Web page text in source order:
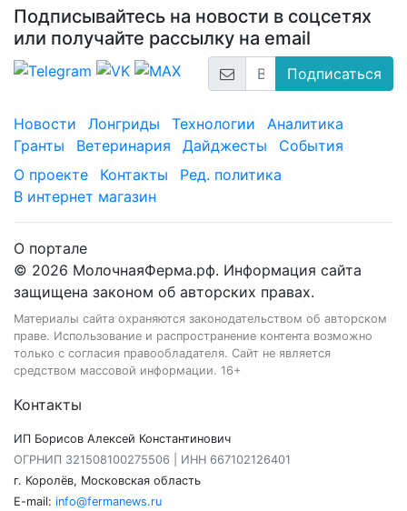
Подписывайтесь на новости в соцсетях
или получайте рассылку на email
Подписаться
Новости Лонгриды Технологии
Аналитика
Гранты
Ветеринария Дайджесты
События
О проекте
Контакты
Ред. политика
В интернет магазин
О портале
© 2026 МолочнаяФерма.рф. Информация сайта
защищена законом об авторских правах.
Материалы сайта охраняются законодательством об авторском
праве. Использование и распространение контента возможно
только с согласия правообладателя. Сайт не является
средством массовой информации. 16+
Контакты
ИП Борисов Алексей Константинович
ОГРНИП 321508100275506 | ИНН 667102126401
г. Королёв, Московская область
E-mail: info@fermanews.ru